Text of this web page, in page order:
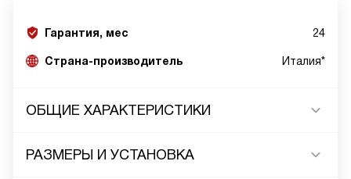
Гарантия, мес 24
Страна-производитель Италия*
ОБЩИЕ ХАРАКТЕРИСТИКИ
РАЗМЕРЫ И УСТАНОВКА